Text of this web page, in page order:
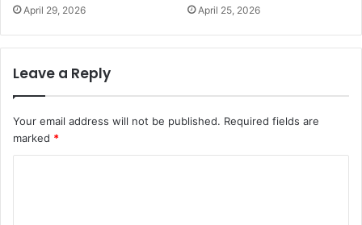
April 29, 2026 April 25, 2026
Leave a Reply
Your email address will not be published. Required fields are
marked *